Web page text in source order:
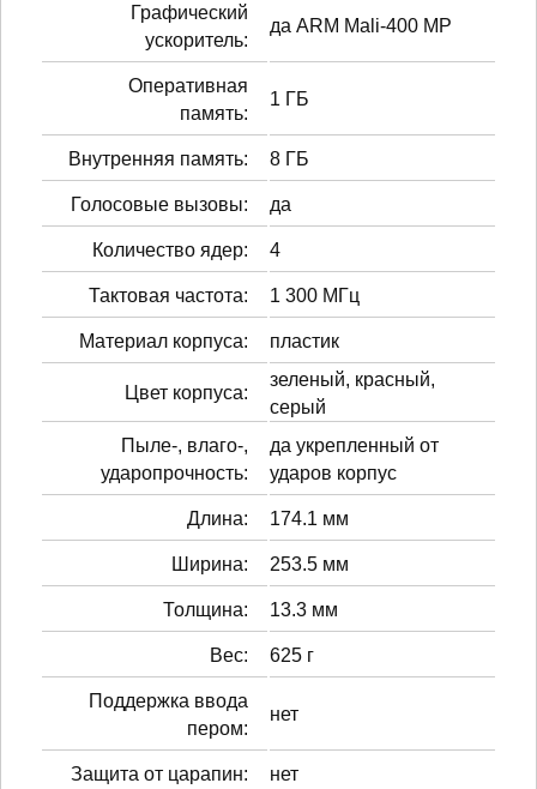
Графический
ускоритель:
да ARM Mali-400 MP
Оперативная
память:
1 ГБ
Внутренняя память: 8 ГБ
Голосовые вызовы: да
Количество ядер: 4
Тактовая частота: 1 300 МГц
Материал корпуса: пластик
Цвет корпуса:
зеленый, красный,
серый
Пыле-, влаго-,
ударопрочность:
да укрепленный от
ударов корпус
Длина: 174.1 мм
Ширина: 253.5 мм
Толщина: 13.3 мм
Вес: 625 г
Поддержка ввода
пером:
нет
Защита от царапин: нет